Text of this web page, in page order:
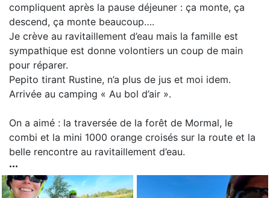
compliquent après la pause déjeuner : ça monte, ça
descend, ça monte beaucoup….
Je crève au ravitaillement d’eau mais la famille est
sympathique est donne volontiers un coup de main
pour réparer.
Pepito tirant Rustine, n’a plus de jus et moi idem.
Arrivée au camping « Au bol d’air ».
On a aimé : la traversée de la forêt de Mormal, le
combi et la mini 1000 orange croisés sur la route et la
belle rencontre au ravitaillement d’eau.